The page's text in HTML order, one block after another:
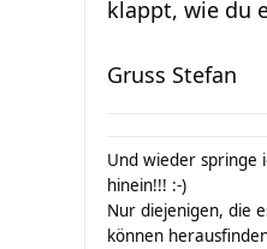
klappt, wie du
Gruss Stefan
Und wieder springe
hinein!!! :-)
Nur diejenigen, die
können